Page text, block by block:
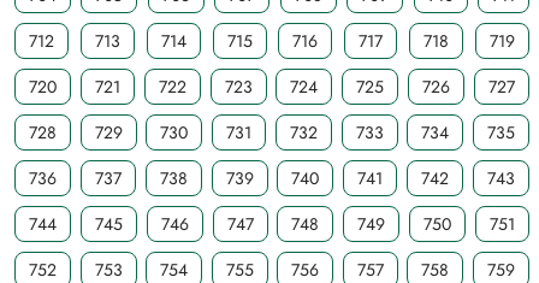
712
713 714 715 716 717 718
719
720
721 722 723 724 725 726
727
728
729 730 731 732 733 734
735
736
737 738 739 740 741 742
743
744
745 746 747 748 749 750
751
752
753 754 755 756 757 758
759